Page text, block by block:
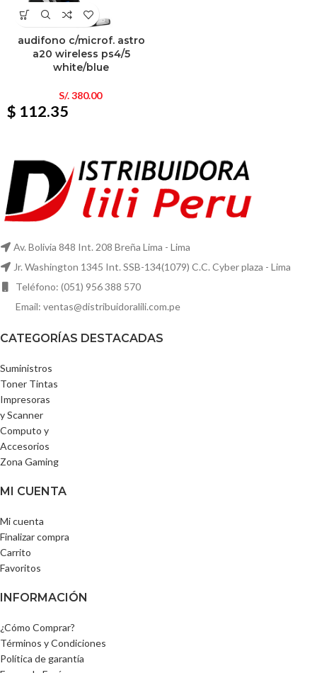
audifono c/microf. astro
a20 wireless ps4/5
white/blue
S/.380.00
$ 112.35
Av. Bolivia 848 Int. 208 Breña Lima - Lima
Jr. Washington 1345 Int. SSB-134(1079) C.C. Cyber plaza - Lima
Teléfono: (051) 956 388 570
Email: ventas@distribuidoralili.com.pe
CATEGORÍAS DESTACADAS
Suministros
Toner Tintas
Impresoras
y Scanner
Computo y
Accesorios
Zona Gaming
MI CUENTA
Mi cuenta
Finalizar compra
Carrito
Favoritos
INFORMACIÓN
¿Cómo Comprar?
Términos y Condiciones
Política de garantía